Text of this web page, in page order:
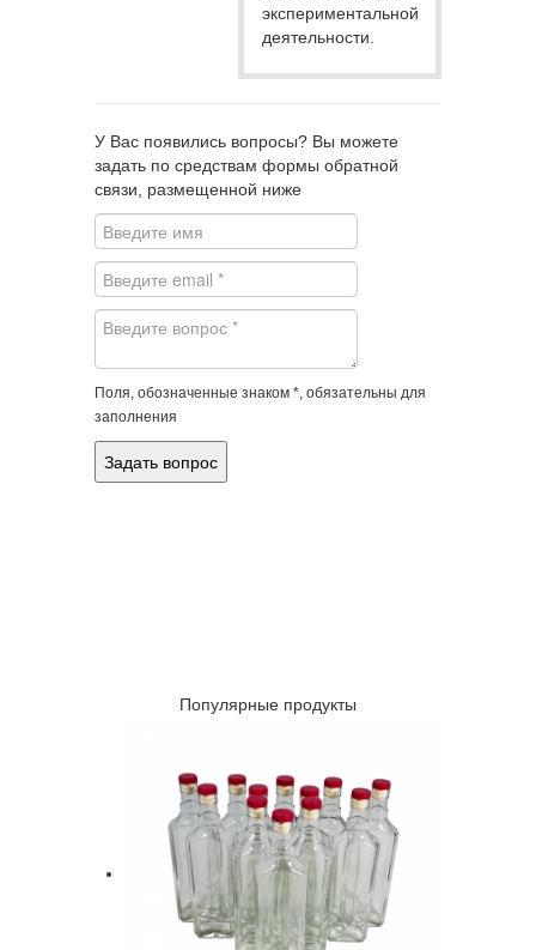
экспериментальной
деятельности.
У Вас появились вопросы? Вы можете
задать по средствам формы обратной
связи, размещенной ниже
Поля, обозначенные знаком *, обязательны для
заполнения
Популярные продукты